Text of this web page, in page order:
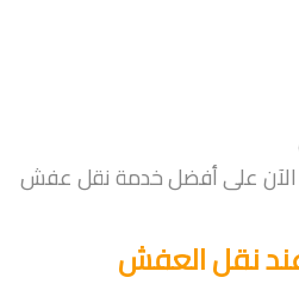
على أفضل خدمة نقل عفش
نقل العفش